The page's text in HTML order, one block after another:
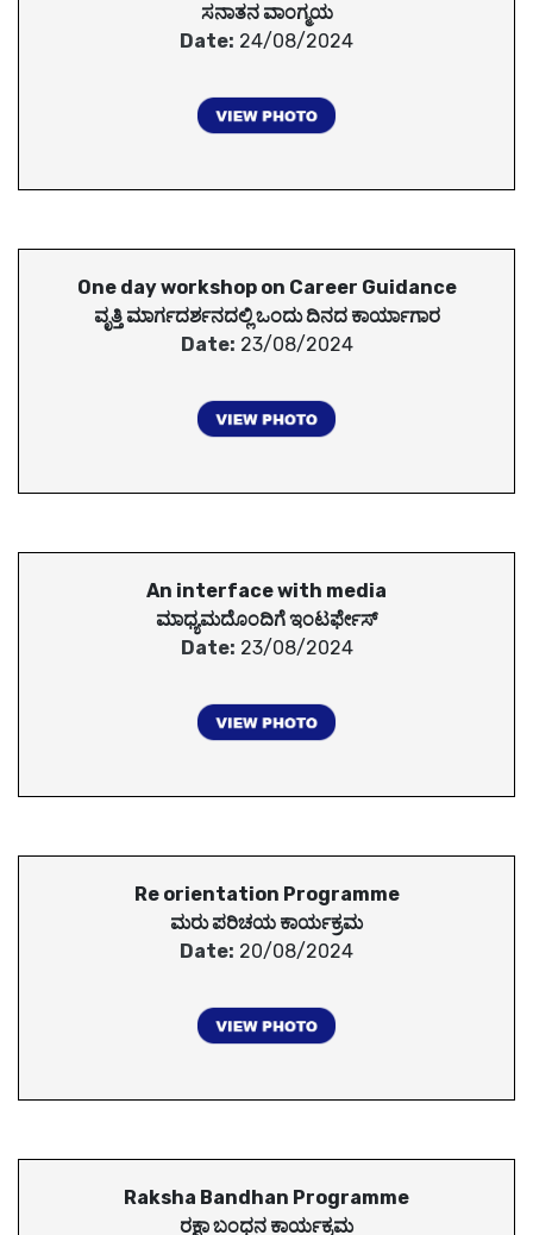
ಸನಾತನ ವಾಂಗ್ಮಯ
Date: 24/08/2024
One day workshop on Career Guidance
ವೃತ್ತಿ ಮಾರ್ಗದರ್ಶನದಲ್ಲಿ ಒಂದು ದಿನದ ಕಾರ್ಯಾಗಾರ
Date: 23/08/2024
An interface with media
ಮಾಧ್ಯಮದೊಂದಿಗೆ ಇಂಟರ್ಫೇಸ್
Date: 23/08/2024
Re orientation Programme
ಮರು ಪರಿಚಯ ಕಾರ್ಯಕ್ರಮ
Date: 20/08/2024
Raksha Bandhan Programme
ರಕ್ಷಾ ಬಂಧನ ಕಾರ್ಯಕ್ರಮ